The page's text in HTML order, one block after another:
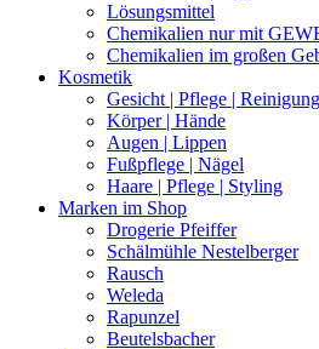
Lösungsmittel
Chemikalien nur mit
Chemikalien im großen
Kosmetik
Gesicht | Pflege | Reinigung
Körper | Hände
Augen | Lippen
Fußpflege | Nägel
Haare | Pflege | Styling
Marken im Shop
Drogerie Pfeiffer
Schälmühle Nestelberger
Rausch
Weleda
Rapunzel
Beutelsbacher